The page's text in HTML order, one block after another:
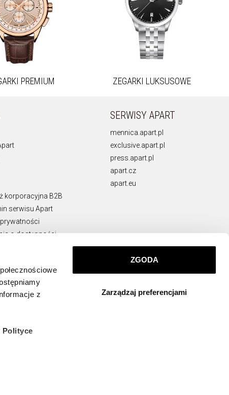
z
Polityce
ZGODA
Zarządzaj preferencjami
PREMIUM ZEGARKI LUKSUSOWE
korporacyjna B2B
serwisu Apart
o dostępności
SERWISY APART
mennica.apart.pl
exclusive.apart.pl
press.apart.pl
apart.cz
apart.eu
KONTAKT
info@apart.pl